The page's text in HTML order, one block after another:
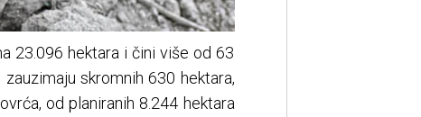
23.096 hektara i čini više od 63
skromnih 630 hektara,
od planiranih 8.244 hektara